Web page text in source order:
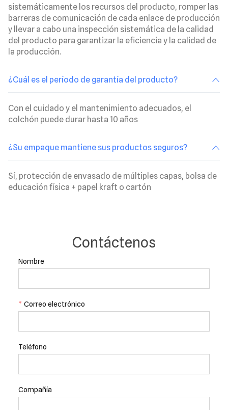
sistemáticamente los recursos del producto, romper las
barreras de comunicación de cada enlace de producción
y llevar a cabo una inspección sistemática de la calidad
del producto para garantizar la eficiencia y la calidad de
la producción.
¿Cuál es el período de garantía del producto?
Con el cuidado y el mantenimiento adecuados, el
colchón puede durar hasta 10 años
¿Su empaque mantiene sus productos seguros?
Sí, protección de envasado de múltiples capas, bolsa de
educación física + papel kraft o cartón
Contáctenos
Nombre
* Correo electrónico
Teléfono
Compañía